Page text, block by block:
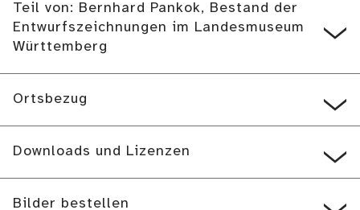
Teil von: Bernhard Pankok, Bestand der
Entwurfszeichnungen im Landesmuseum
Württemberg
Ortsbezug
Downloads und Lizenzen
Bilder bestellen